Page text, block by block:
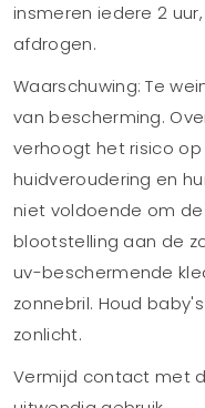
insmeren iedere 2
afdrogen.
Waarschuwing: Te
van bescherming.
verhoogt het risico
huidveroudering en
niet voldoende om
blootstelling aan de
uv-beschermende
zonnebril. Houd
zonlicht.
Vermijd contact met